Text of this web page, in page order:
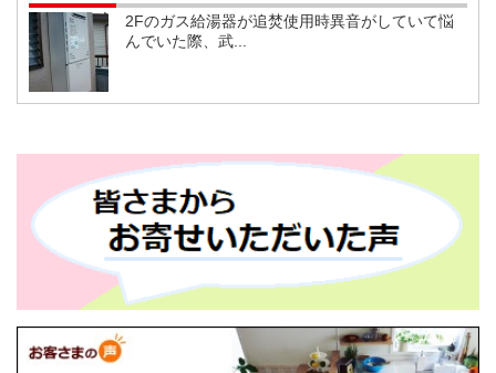
2Fのガス給湯器が追焚使用時異音がしていて悩
んでいた際、武...